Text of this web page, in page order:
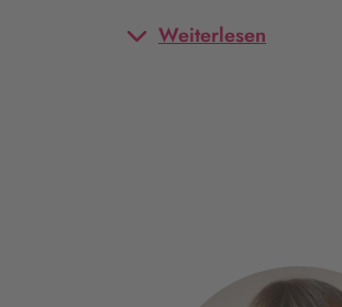
Weiterlesen